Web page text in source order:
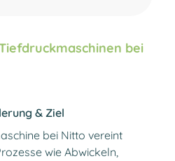
bei
& Ziel
bei Nitto vereint
wie Abwickeln,